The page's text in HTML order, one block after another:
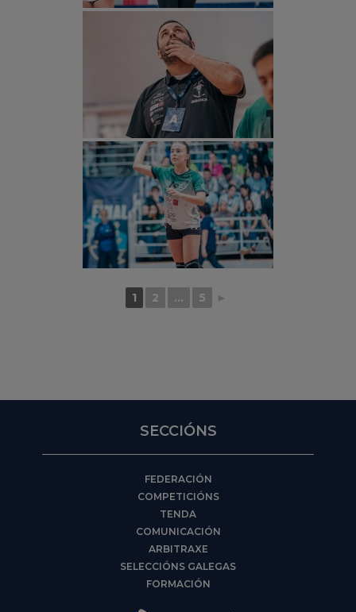
1 2 ... 5 ►
SECCIÓNS
FEDERACIÓN
COMPETICIÓNS
TENDA
COMUNICACIÓN
ARBITRAXE
SELECCIÓNS GALEGAS
FORMACIÓN